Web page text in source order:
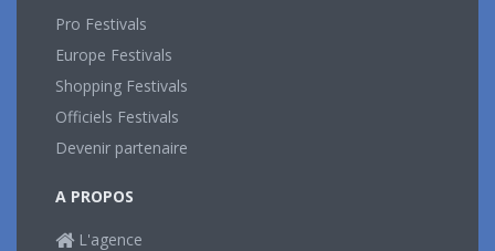
Pro Festivals
Europe Festivals
Shopping Festivals
Officiels Festivals
Devenir partenaire
A PROPOS
L'agence